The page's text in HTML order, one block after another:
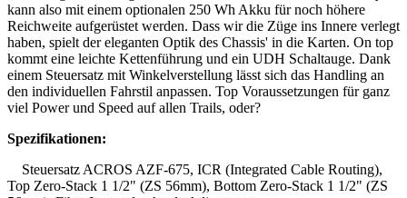
kann also mit einem optionalen 250 Wh Akku für noch höhere
Reichweite aufgerüstet werden. Dass wir die Züge ins Innere verlegt
haben, spielt der eleganten Optik des Chassis' in die Karten. On top
kommt eine leichte Kettenführung und ein UDH Schaltauge. Dank
einem Steuersatz mit Winkelverstellung lässt sich das Handling an
den individuellen Fahrstil anpassen. Top Voraussetzungen für ganz
viel Power und Speed auf allen Trails, oder?
Spezifikationen:
Steuersatz ACROS AZF-675, ICR (Integrated Cable Routing),
Top Zero-Stack 1 1/2" (ZS 56mm), Bottom Zero-Stack 1 1/2" (ZS